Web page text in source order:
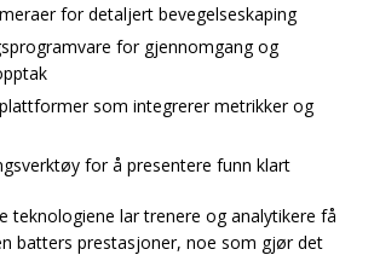
for detaljert bevegelseskaping
for gjennomgang og
som integrerer metrikker og
for å presentere funn klart
teknologiene lar trenere og analytikere få
batters prestasjoner, noe som gjør det